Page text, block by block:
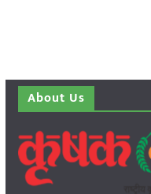
About Us